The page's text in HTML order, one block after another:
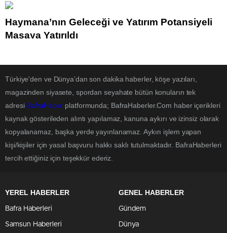
Haymana’nın Geleceği ve Yatırım Potansiyeli
Masaya Yatırıldı
Türkiye'den ve Dünya’dan son dakika haberler, köşe yazıları,
magazinden siyasete, spordan seyahate bütün konuların tek
adresi BafraHaber platformunda; BafraHaberler.Com haber içerikleri
kaynak gösterileden alıntı yapılamaz, kanuna aykırı ve izinsiz olarak
kopyalanamaz, başka yerde yayınlanamaz. Aykırı işlem yapan
kişi/kişiler için yasal başvuru hakkı saklı tutulmaktadır. BafraHaberleri
tercih ettiğiniz için teşekkür ederiz.
YEREL HABERLER
Bafra Haberleri
Samsun Haberleri
GENEL HABERLER
Gündem
Dünya